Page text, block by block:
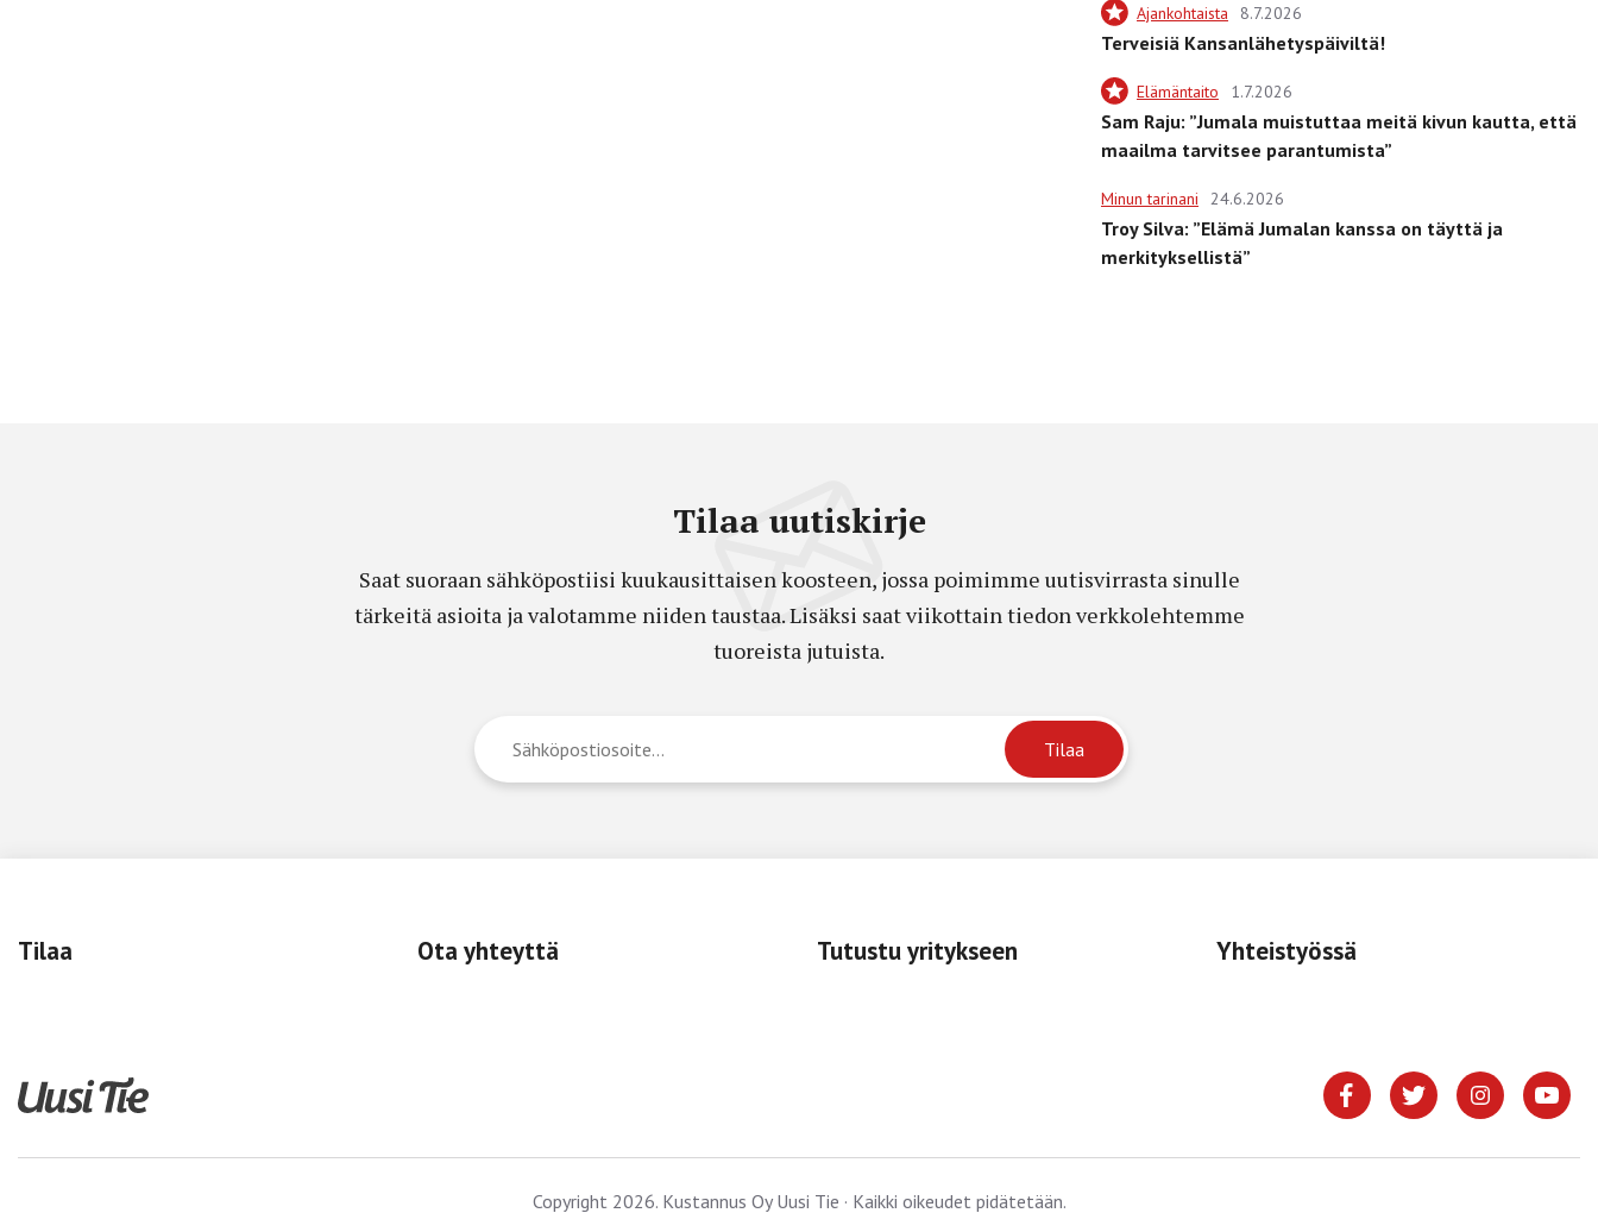
Ajankohtaista 8.7.2026
Terveisiä Kansanlähetyspäiviltä!
Elämäntaito 1.7.2026
Sam Raju: ”Jumala muistuttaa meitä kivun kautta, että
maailma tarvitsee parantumista”
Minun tarinani 24.6.2026
Troy Silva: ”Elämä Jumalan kanssa on täyttä ja
merkityksellistä”
Tilaa uutiskirje
Saat suoraan sähköpostiisi kuukausittaisen koosteen, jossa poimimme uutisvirrasta sinulle
tärkeitä asioita ja valotamme niiden taustaa. Lisäksi saat viikottain tiedon verkkolehtemme
tuoreista jutuista.
Tilaa Ota yhteyttä Tutustu yritykseen Yhteistyössä
Copyright 2026. Kustannus Oy Uusi Tie · Kaikki oikeudet pidätetään.